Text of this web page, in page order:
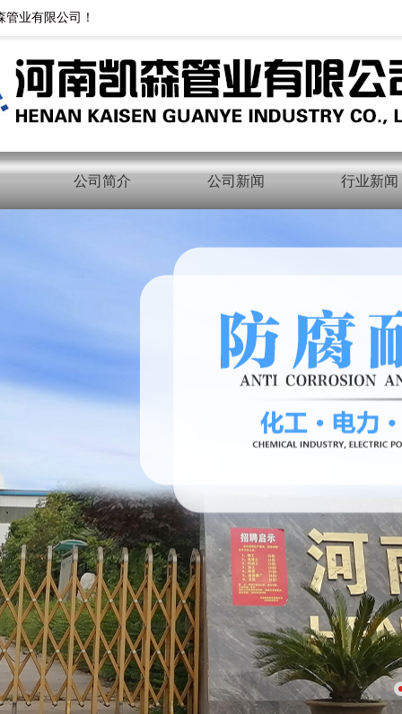
业有限公司！
公司简介 公司新闻 行业新闻
钢衬四氟管道的典型应用实例